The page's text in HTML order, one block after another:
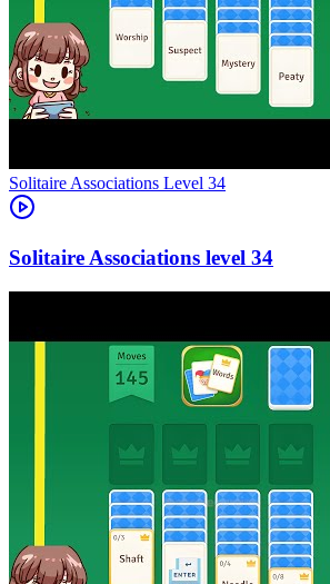
Level 34
34